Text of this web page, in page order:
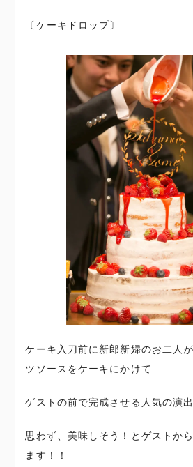
〔ケーキドロップ〕
ケーキ入刀前に新郎新婦のお二人
ツソースをケーキにかけて
ゲストの前で完成させる人気の演
思わず、美味しそう！とゲストか
ます！！